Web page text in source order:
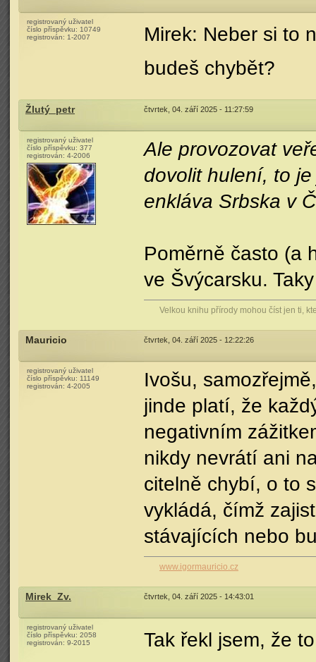
registrovaný uživatel
číslo příspěvku: 10749
registrován: 1-2007
Mirek: Neber si to
budeš chybět?
Žlutý_petr čtvrtek, 04. září 2025 - 11:27:59
registrovaný uživatel
číslo příspěvku: 377
registrován: 4-2006
Ale provozovat
dovolit hulení, to
enkláva Srbska v
Poměrně často (a
ve Švýcarsku.
Velkou knihu přírody mohou číst jen ti,
Mauricio čtvrtek, 04. září 2025 - 12:22:26
registrovaný uživatel
číslo příspěvku: 11149
registrován: 4-2005
Ivošu,
jinde platí, že
negativním
nikdy nevrátí ani
citelně chybí, o to
vykládá, čímž
stávajících nebo
www.igormauricio.cz
Mirek_Zv. čtvrtek, 04. září 2025 - 14:43:01
registrovaný uživatel
číslo příspěvku: 2058
registrován: 9-2015
Tak řekl jsem, že